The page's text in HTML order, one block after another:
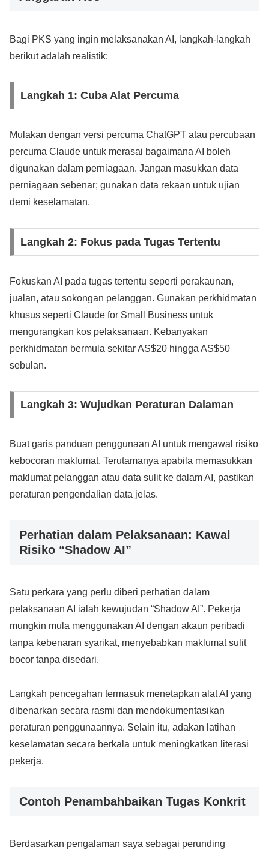
Bagi PKS yang ingin melaksanakan AI, langkah-langkah
berikut adalah realistik:
Langkah 1: Cuba Alat Percuma
Mulakan dengan versi percuma ChatGPT atau percubaan
percuma Claude untuk merasai bagaimana AI boleh
digunakan dalam perniagaan. Jangan masukkan data
perniagaan sebenar; gunakan data rekaan untuk ujian
demi keselamatan.
Langkah 2: Fokus pada Tugas Tertentu
Fokuskan AI pada tugas tertentu seperti perakaunan,
jualan, atau sokongan pelanggan. Gunakan perkhidmatan
khusus seperti Claude for Small Business untuk
mengurangkan kos pelaksanaan. Kebanyakan
perkhidmatan bermula sekitar AS$20 hingga AS$50
sebulan.
Langkah 3: Wujudkan Peraturan Dalaman
Buat garis panduan penggunaan AI untuk mengawal risiko
kebocoran maklumat. Terutamanya apabila memasukkan
maklumat pelanggan atau data sulit ke dalam AI, pastikan
peraturan pengendalian data jelas.
Perhatian dalam Pelaksanaan: Kawal
Risiko “Shadow AI”
Satu perkara yang perlu diberi perhatian dalam
pelaksanaan AI ialah kewujudan “Shadow AI”. Pekerja
mungkin mula menggunakan AI dengan akaun peribadi
tanpa kebenaran syarikat, menyebabkan maklumat sulit
bocor tanpa disedari.
Langkah pencegahan termasuk menetapkan alat AI yang
dibenarkan secara rasmi dan mendokumentasikan
peraturan penggunaannya. Selain itu, adakan latihan
keselamatan secara berkala untuk meningkatkan literasi
pekerja.
Contoh Penambahbaikan Tugas Konkrit
Berdasarkan pengalaman saya sebagai perunding